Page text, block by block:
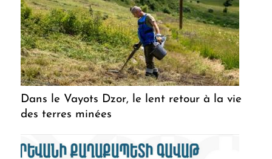
Dans le Vayots Dzor, le lent retour à la vie
des terres minées